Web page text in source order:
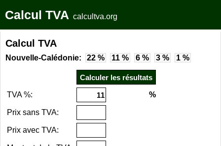
Calcul TVA calcultva.org
Calcul TVA
Nouvelle-Calédonie: 22 % 11 % 6 % 3 % 1 %
TVA %: %
Prix sans TVA:
Prix avec TVA: